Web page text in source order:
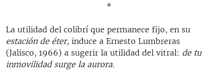
*
La utilidad del colibrí que permanece fijo, en su
estación de éter, induce a Ernesto Lumbreras
(Jalisco, 1966) a sugerir la utilidad del vitral: de tu
inmovilidad surge la aurora.